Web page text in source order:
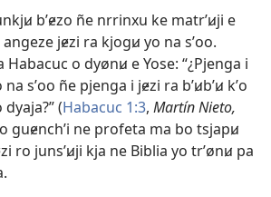
bʼɇzo ñe nrrinxu ke matrʼꞹji e
jɇzi ra kjogꞹ yo na sʼoo.
Habacuc o dyønꞹ e Yose: “¿Pjenga i
sʼoo ñe pjenga i jɇzi ra bʼꞹbʼꞹ kʼo
(Habacuc 1:​3, Martín Nieto,
guɇnchʼi ne profeta ma bo tsjapꞹ
ro junsʼꞹji kja ne Biblia yo trʼønꞹ pa